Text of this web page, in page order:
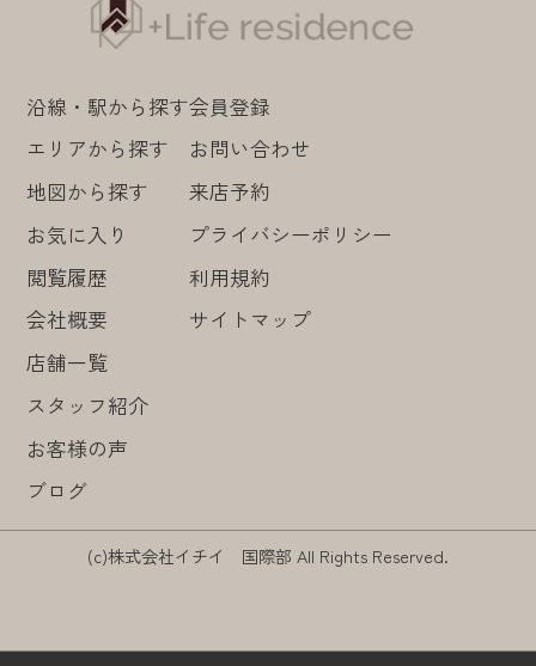
沿線・駅から探す
エリアから探す
地図から探す
お気に入り
閲覧履歴
会社概要
店舗一覧
スタッフ紹介
お客様の声
ブログ
会員登録
お問い合わせ
来店予約
プライバシーポリシー
利用規約
サイトマップ
(c)株式会社イチイ 国際部 All Rights Reserved.